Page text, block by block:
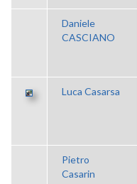
Daniele
CASCIANO
Luca Casarsa
Pietro
Casarin